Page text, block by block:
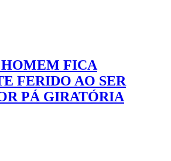
FICA
FERIDO AO SER
PÁ GIRATÓRIA